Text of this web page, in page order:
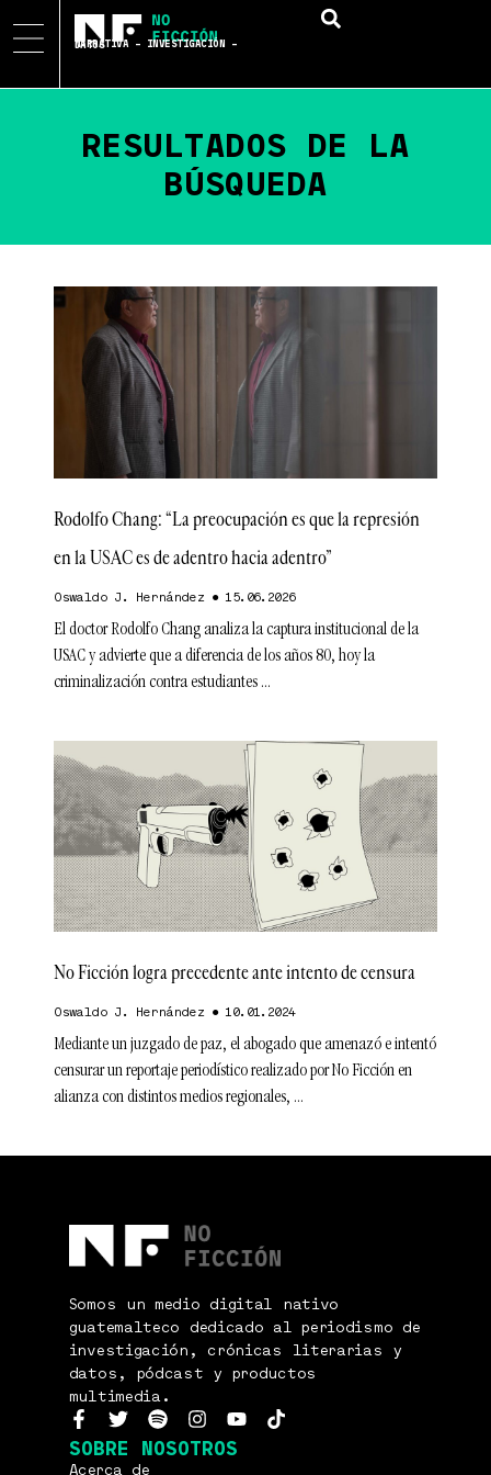
NARRATIVA – INVESTIGACIÓN – DATOS
RESULTADOS DE LA
BÚSQUEDA
Rodolfo Chang: “La preocupación es que la represión
en la USAC es de adentro hacia adentro”
Oswaldo J. Hernández 15.06.2026
El doctor Rodolfo Chang analiza la captura institucional de la
USAC y advierte que a diferencia de los años 80, hoy la
criminalización contra estudiantes
No Ficción logra precedente ante intento de censura
Oswaldo J. Hernández 10.01.2024
Mediante un juzgado de paz, el abogado que amenazó e intentó
censurar un reportaje periodístico realizado por No Ficción en
alianza con distintos medios regionales,
Somos un medio digital nativo
guatemalteco dedicado al periodismo de
investigación, crónicas literarias y
datos, pódcast y productos
multimedia.
SOBRE NOSOTROS
Acerca de